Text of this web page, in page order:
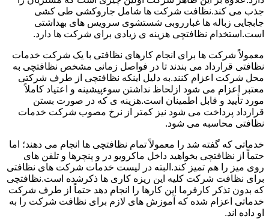
جذب می کند.نظافت شرکت ها شامل جاروکشی طی کشی
جابجایی زباله ها غبارروبی شستشوی سرویس های بهداشتی
است.استخدام نظافتچی هزینه ی زیادی برای شرکت ها دارد.
معمولاً شرکت ها برای انجام کارهای نظافتی با یک شرکت خدمات
نظافتی قرارداد می بندند تا در فواصل زمانی مشخص نظافتچی به
محل شرکت اعزام کنند.به دلیل اینکه نظافتچی از طرف شرکتی
معتبر اعزام می شود ازلحاظ نداشتن سوءپیشینه و اعتیاد کاملاً
مورد تأیید و قابل اطمینان است.هزینه ی که در صورت بستن
قرارداد پرداخت می شود نیز کمتر از نرخ مصوب شرکت خدمات
نظافتی محاسبه می شود.
خدماتی که گفته شد را معمولاً تمام نظافتچی ها انجام می دهند؛ اما
حتماً از نظافتچی بخواهید داخل ماکرویو در و پنچرها و تلفن های
روی میز را هم تمیز کند.البته در لیست خدمات شرکت های نظافتی
برای نظافت شرکت کلیه این ریزه کاری ها ذکرشده است.نظافتچی
که بدون تذکر کارفرما این کارها را انجام دهد حتماً از طرف شرکت
خدماتی اعزام شده که آموزش های لازم برای نظافت شرکت را به
او داده اند.